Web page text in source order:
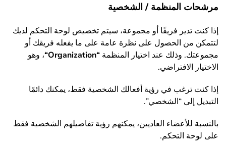
مرشحات المنظمة / الشخصية
إذا كنت تدير فريقًا أو مجموعة، سيتم تخصيص لوحة التحكم لديك
لتتمكن من الحصول على نظرة عامة على ما يفعله فريقك أو
مجموعتك. وذلك عند اختيار المنظمة “
Organization
“، وهو
الاختيار الافتراضي.
إذا كنت ترغب في رؤية أفعالك الشخصية فقط، يمكنك دائمًا
التبديل إلى “الشخصي”.
بالنسبة للأعضاء العاديين، يمكنهم رؤية تفاصيلهم الشخصية فقط
على لوحة التحكم.